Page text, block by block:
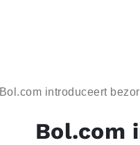
Bol.com introduceert
Bol.com